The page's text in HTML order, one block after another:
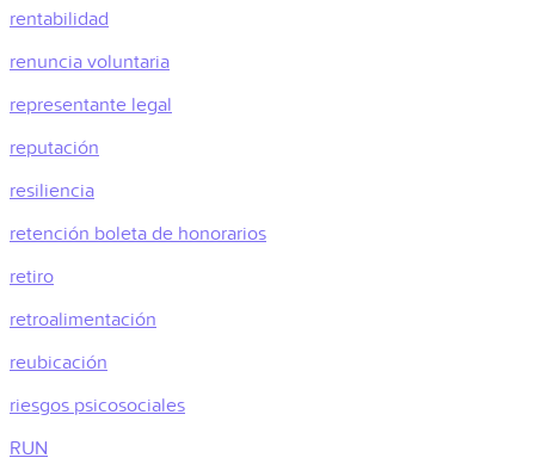
rentabilidad
renuncia voluntaria
representante legal
reputación
resiliencia
retención boleta de honorarios
retiro
retroalimentación
reubicación
riesgos psicosociales
RUN